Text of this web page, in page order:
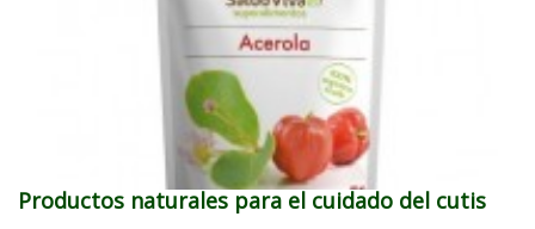
Productos naturales para el cuidado del cutis